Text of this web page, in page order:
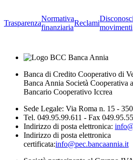
Trasparenza
Normativa
finanziaria
Reclami
movimenti
Banca di Credito Cooperativo di
Banca Annia Società Cooperativa
Bancario Cooperativo Iccrea
Sede Legale: Via Roma n. 15 -
Tel. 049.95.99.611 - Fax
Indirizzo di posta elettronica:
Indirizzo di posta elettronica
certificata:info@pec.bancaannia.it